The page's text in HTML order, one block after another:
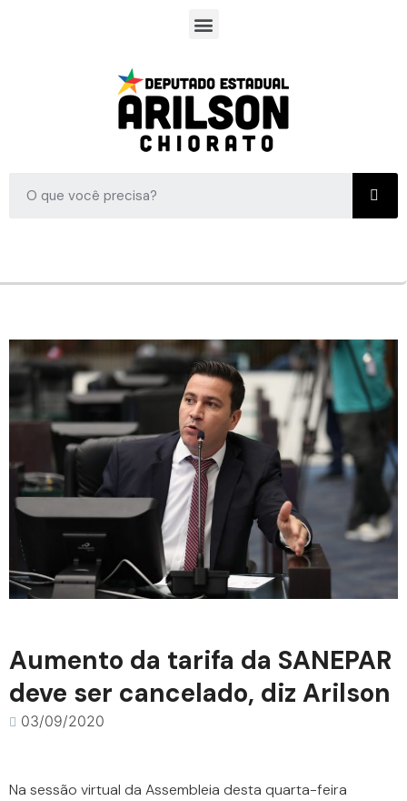
Aumento da tarifa da SANEPAR
deve ser cancelado, diz Arilson
03/09/2020
Na sessão virtual da Assembleia desta quarta-feira